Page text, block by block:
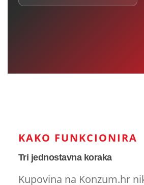
KAKO FUNKCIONIRA
Tri jednostavna koraka
Kupovina na Konzum.hr